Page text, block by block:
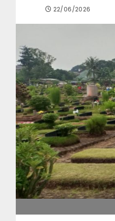
22/06/2026